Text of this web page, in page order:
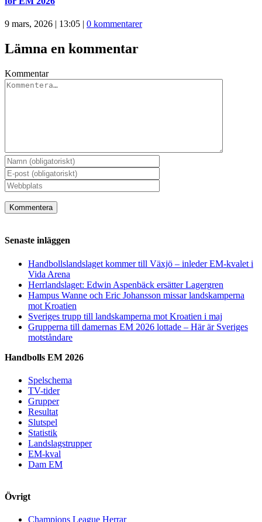
9 mars, 2026 | 13:05 | 0 kommentarer
Lämna en kommentar
Kommentar
Senaste inläggen
Handbollslandslaget kommer till Växjö – inleder EM-kvalet i
Vida Arena
Herrlandslaget: Edwin Aspenbäck ersätter Lagergren
Hampus Wanne och Eric Johansson missar landskamperna
mot Kroatien
Sveriges trupp till landskamperna mot Kroatien i maj
Grupperna till damernas EM 2026 lottade – Här är Sveriges
motståndare
Handbolls EM 2026
Spelschema
TV-tider
Grupper
Resultat
Slutspel
Statistik
Landslagstrupper
EM-kval
Dam EM
Övrigt
Champions League Herrar